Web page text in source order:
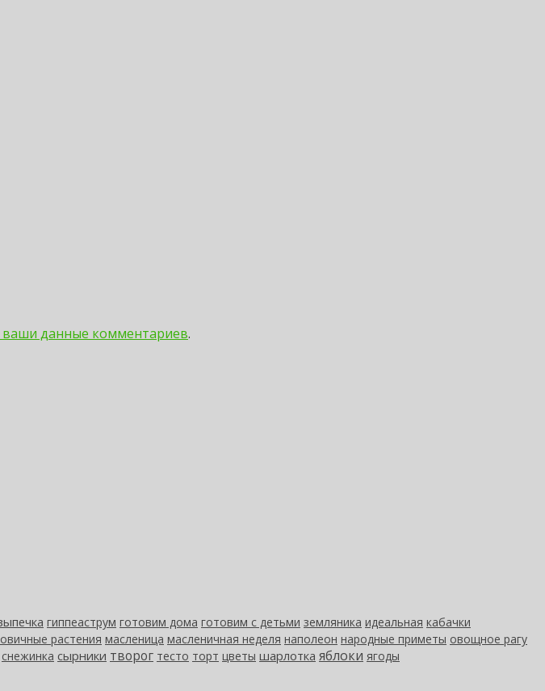
ваши данные комментариев.
гиппеаструм готовим дома готовим с детьми земляника идеальная кабачки
растения масленица масленичная неделя наполеон народные приметы овощное рагу
снежинка сырники творог тесто торт цветы шарлотка яблоки ягоды